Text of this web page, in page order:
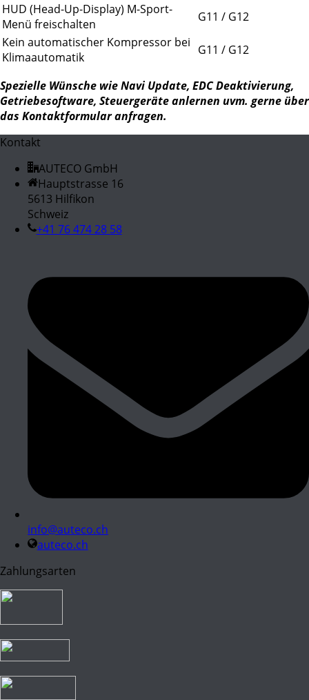
HUD (Head-Up-Display) M-Sport-
Menü freischalten
G11 / G12
Kein automatischer Kompressor bei
Klimaautomatik
G11 / G12
Spezielle Wünsche wie Navi Update, EDC Deaktivierung,
Getriebesoftware, Steuergeräte anlernen uvm. gerne über
das Kontaktformular anfragen.
Kontakt
AUTECO GmbH
Hauptstrasse 16
5613 Hilfikon
Schweiz
+41 76 474 28 58
info@auteco.ch
auteco.ch
Zahlungsarten